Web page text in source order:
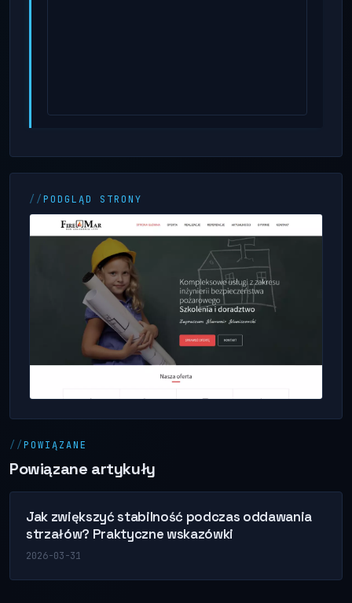
PODGLĄD STRONY
POWIĄZANE
Powiązane artykuły
Jak zwiększyć stabilność podczas oddawania
strzałów? Praktyczne wskazówki
2026-03-31